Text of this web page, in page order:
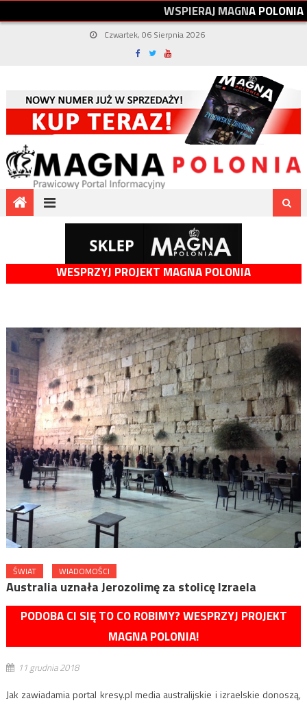
WSPIERAJMAGNAPOLONIA
Czwartek, 06 Sierpnia 2026
WESPRZYJ PROJEKT MAGNA POLONIA
ŚWIAT WIADOMOŚCI
Australia uznała Jerozolimę za stolicę Izraela
PODOBA CI SIĘ TO CO ROBIMY? WESPRZYJ PROJEKT
MAGNA POLONIA!
11 grudnia 2018
Jak zawiadamia portal kresy.pl media australijskie i izraelskie donoszą,